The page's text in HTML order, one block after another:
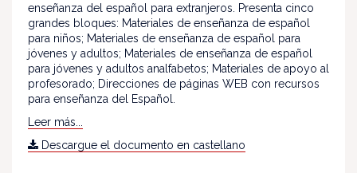
enseñanza del español para extranjeros. Presenta cinco
grandes bloques: Materiales de enseñanza de español
para niños; Materiales de enseñanza de español para
jóvenes y adultos; Materiales de enseñanza de español
para jóvenes y adultos analfabetos; Materiales de apoyo al
profesorado; Direcciones de páginas WEB con recursos
para enseñanza del Español.
Leer más...
Descargue el documento en castellano